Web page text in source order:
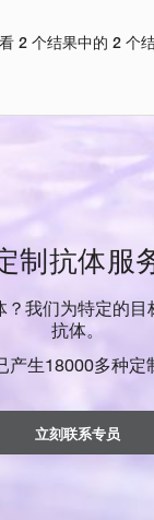
2 个结果中的 2 个
制抗体服
？我们为特定的目
抗体。
产生18000多种定
立刻联系专员